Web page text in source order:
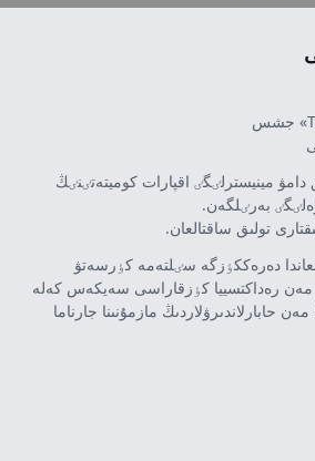
مينيسترلٸگٸ اقپارات كوميتەتٸنٸڭ
تولىق ساقتالعان.
دەرەككٶزگە سٸلتەمە كٶرسەتۋ
مەن رەداكتسييا كٶزقاراسى سەيكەس كەلە
حابارلاندىرۋلاردىڭ مازمۇنىنا جارناما